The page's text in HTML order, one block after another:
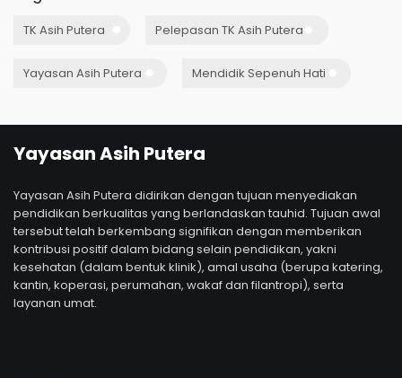
TK Asih Putera Pelepasan TK Asih Putera
Yayasan Asih Putera Mendidik Sepenuh Hati
Yayasan Asih Putera
Yayasan Asih Putera didirikan dengan tujuan menyediakan
pendidikan berkualitas yang berlandaskan tauhid. Tujuan awal
tersebut telah berkembang signifikan dengan memberikan
kontribusi positif dalam bidang selain pendidikan, yakni
kesehatan (dalam bentuk klinik), amal usaha (berupa katering,
kantin, koperasi, perumahan, wakaf dan filantropi), serta
layanan umat.